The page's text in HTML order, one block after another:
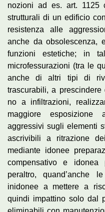
nozioni ad es. art. 1125
strutturali di un edificio
resistenza alle
anche da obsolescenza,
funzioni estetiche; in
microfessurazioni (tra le
anche di altri tipi di
trascurabili, a
no a infiltrazioni,
maggiore esposizione
aggressivi sugli elementi
ascrivibili a ritrazione
mediante idonee
compensativo e
peraltro, quand’anche
inidonee a mettere a
quindi impattino solo dal